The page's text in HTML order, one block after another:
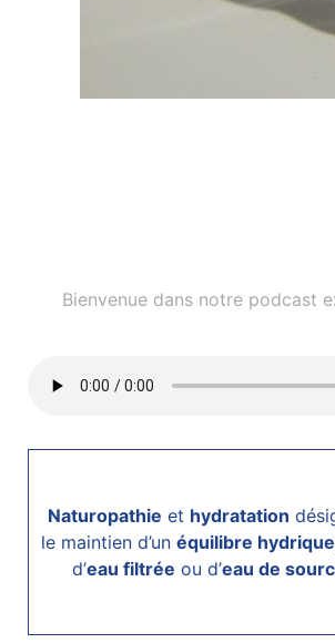
Bienvenue dans notre podcast
Naturopathie et hydratation
le maintien d’un équilibre hydrique
d’eau filtrée ou d’eau de